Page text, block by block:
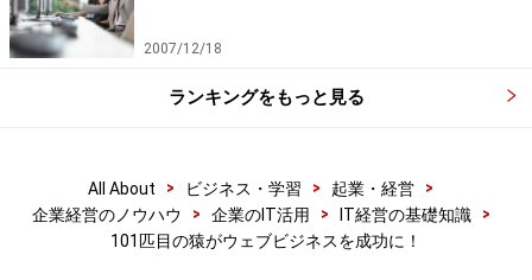
2007/12/18
ランキングをもっと見る
All About > ビジネス・学習 > 起業・経営
>
企業経営のノウハウ
> 企業のIT活用 > IT経営の基礎知識
>
101匹目の猿がウェブビジネスを成功に！